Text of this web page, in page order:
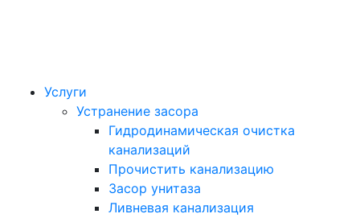
Услуги
Устранение засора
Гидродинамическая очистка
канализаций
Прочистить канализацию
Засор унитаза
Ливневая канализация